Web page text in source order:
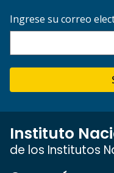
Ingrese su correo
Instituto
de los Institutos